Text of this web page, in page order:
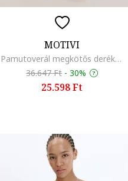
MOTIVI
Pamutoverál megkötős derékrésszel, Sötétbézs
36.647 Ft - 30%
25.598 Ft